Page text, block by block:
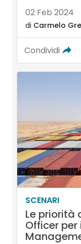
02 Feb 2024
di Carmelo
Condividi
SCENARI
Le priorità
Officer per